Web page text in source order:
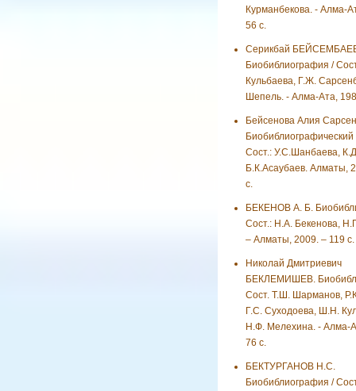
Курманбекова. - Алма-
56 с.
Серикбай
Биобиблиография /
Кульбаева, Г.Ж.
Шепель. - Алма-Ата,
Бейсенова Алия
Биобиблиографический
Сост.: У.С.Шанбаева,
Б.К.Асаубаев. Алматы,
с.
БЕКЕНОВ А. Б.
Сост.: Н.А. Бекенова,
– Алматы, 2009. – 119 с.
Николай Дмитриевич
БЕКЛЕМИШЕВ.
Сост. Т.Ш. Шарманов,
Г.С. Суходоева, Ш.Н.
Н.Ф. Мелехина. - Алма-
76 с.
БЕКТУРГАНОВ Н.С.
Биобиблиография /